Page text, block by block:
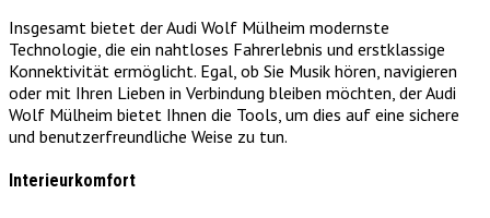
Insgesamt bietet der Audi Wolf Mülheim modernste
Technologie, die ein nahtloses Fahrerlebnis und erstklassige
Konnektivität ermöglicht. Egal, ob Sie Musik hören, navigieren
oder mit Ihren Lieben in Verbindung bleiben möchten, der Audi
Wolf Mülheim bietet Ihnen die Tools, um dies auf eine sichere
und benutzerfreundliche Weise zu tun.
Interieurkomfort